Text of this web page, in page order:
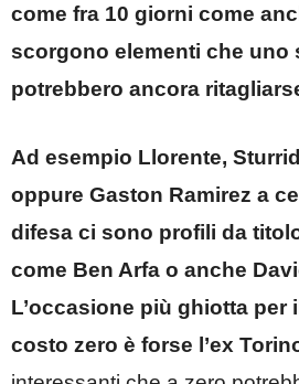
come fra 10 giorni come
scorgono elementi che uno
potrebbero ancora
Ad esempio Llorente,
oppure Gaston Ramirez a
difesa ci sono profili da
come Ben Arfa o anche
L’occasione più ghiotta per
costo zero è forse l’ex